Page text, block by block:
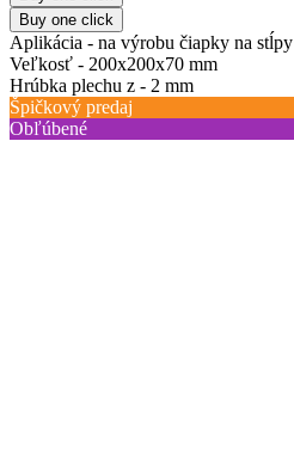
Buy one click
Aplikácia - na výrobu čiapky na stĺpy
Veľkosť - 200х200х70 mm
Hrúbka plechu z - 2 mm
Špičkový predaj
Obľúbené